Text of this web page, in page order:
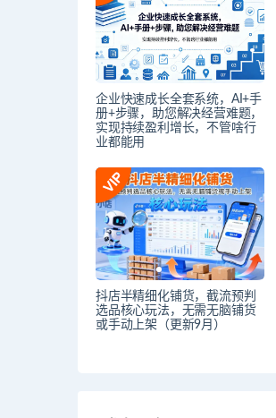
企业快速成长全套系统，AI+手
册+步骤，助您解决经营难题，
实现持续盈利增长，不管啥行
业都能用
抖店半精细化铺货，截流预判
选品核心玩法，无需无脑铺货
或手动上架（更新9月）